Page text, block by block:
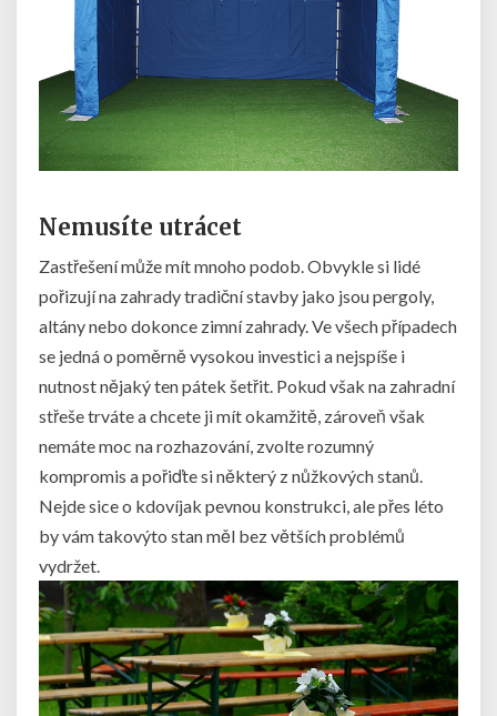
Nemusíte utrácet
Zastřešení může mít mnoho podob. Obvykle si lidé
pořizují na zahrady tradiční stavby jako jsou pergoly,
altány nebo dokonce zimní zahrady. Ve všech případech
se jedná o poměrně vysokou investici a nejspíše i
nutnost nějaký ten pátek šetřit. Pokud však na zahradní
střeše trváte a chcete ji mít okamžitě, zároveň však
nemáte moc na rozhazování, zvolte rozumný
kompromis a pořiďte si některý z nůžkových stanů.
Nejde sice o kdovíjak pevnou konstrukci, ale přes léto
by vám takovýto stan měl bez větších problémů
vydržet.